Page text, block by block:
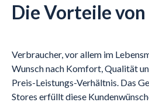
Die Vorteile
Verbraucher, vor allem im
Wunsch nach Komfort, Qualität
Preis-Leistungs-Verhältnis. Das
Stores erfüllt diese